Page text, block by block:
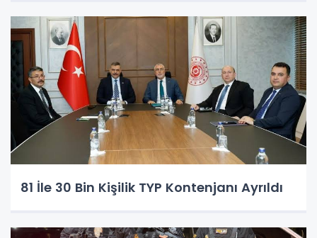
81 İle 30 Bin Kişilik TYP Kontenjanı Ayrıldı